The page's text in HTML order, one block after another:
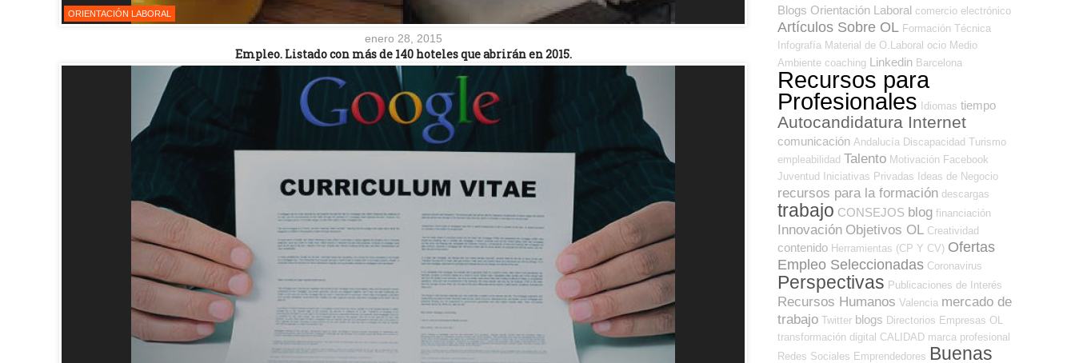
ORIENTACIÓN LABORAL
enero 28, 2015
Empleo. Listado con más de 140 hoteles que abrirán en 2015.
Blogs Orientación Laboral comercio electrónico
Artículos Sobre OL Formación Técnica
Infografía Material de O.Laboral ocio Medio
Ambiente coaching Linkedin Barcelona
Recursos para
Profesionales
Idiomas tiempo
Autocandidatura Internet
comunicación Andalucía Discapacidad Turismo
empleabilidad Talento Motivación Facebook
Juventud
Iniciativas Privadas Ideas de Negocio
recursos para la formación descargas
trabajo CONSEJOS blog financiación
Innovación Objetivos OL Creatividad
contenido Herramientas (CP Y CV) Ofertas
Empleo Seleccionadas Coronavirus
Perspectivas Publicaciones de Interés
Recursos Humanos Valencia mercado de
trabajo Twitter blogs Directorios Empresas OL
transformación digital CALIDAD marca profesional
Redes Sociales Emprendedores Buenas